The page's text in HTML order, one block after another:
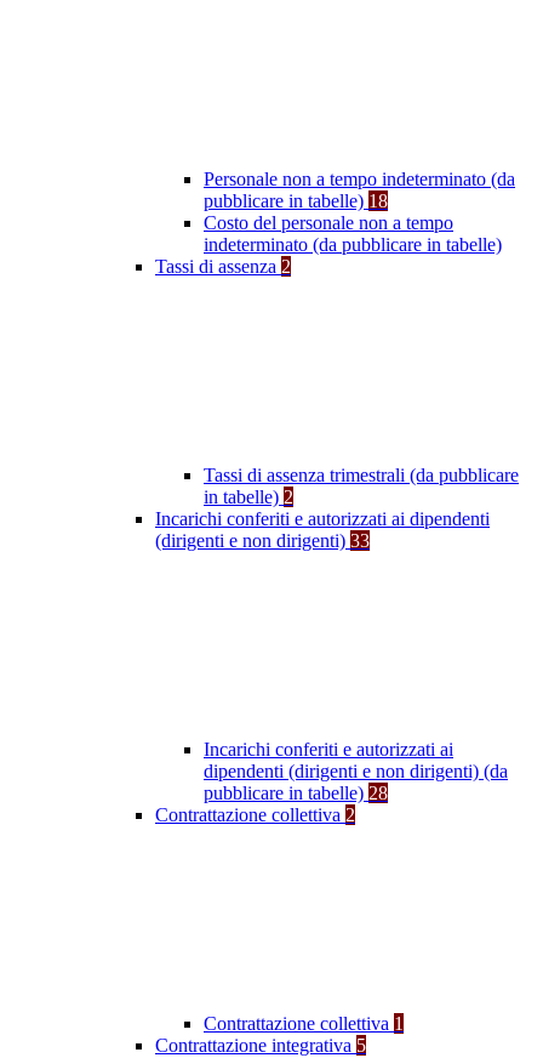
Personale non a tempo indeterminato (da
pubblicare in tabelle) 18
Costo del personale non a tempo
indeterminato (da pubblicare in tabelle)
Tassi di assenza 2
Tassi di assenza trimestrali (da pubblicare
in tabelle) 2
Incarichi conferiti e autorizzati ai dipendenti
(dirigenti e non dirigenti) 33
Incarichi conferiti e autorizzati ai
dipendenti (dirigenti e non dirigenti) (da
pubblicare in tabelle) 28
Contrattazione collettiva 2
Contrattazione collettiva 1
Contrattazione integrativa 5